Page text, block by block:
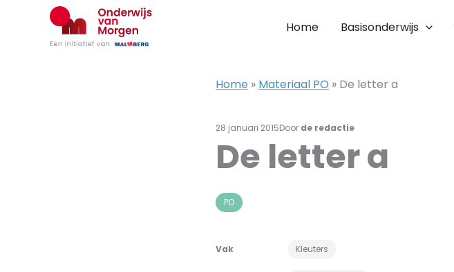
Home Basisonderwijs
Home » Materiaal PO » De letter a
28 januari 2015Door de redactie
PO
Vak Kleuters
De letter a